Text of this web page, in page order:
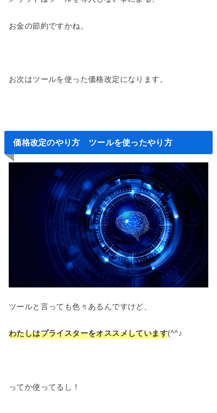
お金の節約ですかね。
お次はツールを使った価格改定になります。
価格改定のやり方 ツールを使ったやり方
ツールと言っても色々あるんですけど、
わたしはプライスターをオススメしています(^^♪
ってか使ってるし！